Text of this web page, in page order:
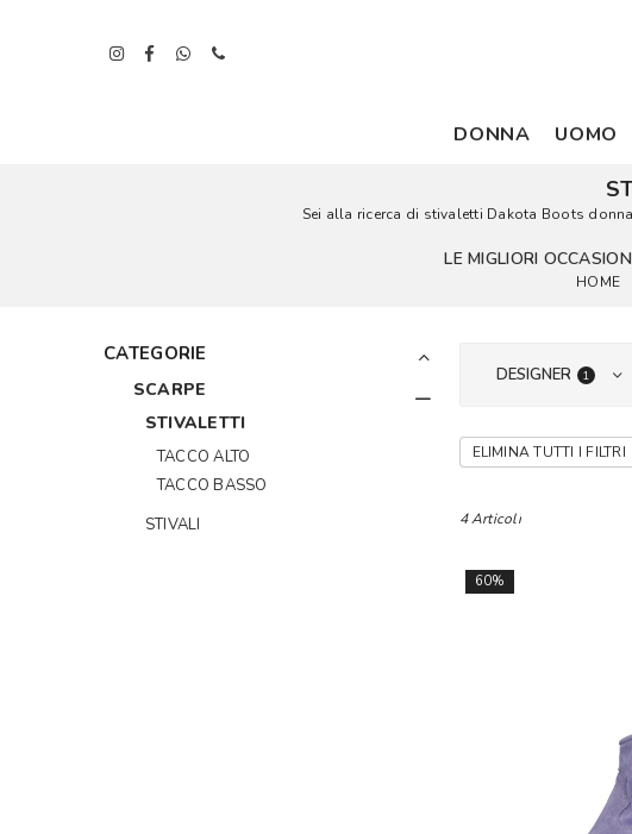
DONNA UOMO
Sei alla ricerca di stivaletti Dakota Boots
LE MIGLIORI
HOME
CATEGORIE
SCARPE
STIVALETTI
TACCO ALTO
TACCO BASSO
STIVALI
DESIGNER 1
ELIMINA TUTTI I FILTRI
4 Articoli
60%